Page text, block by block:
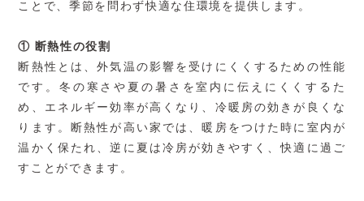
ことで、季節を問わず快適な住環境を提供します。
① 断熱性の役割
断熱性とは、外気温の影響を受けにくくするための性能
です。冬の寒さや夏の暑さを室内に伝えにくくするた
め、エネルギー効率が高くなり、冷暖房の効きが良くな
ります。断熱性が高い家では、暖房をつけた時に室内が
温かく保たれ、逆に夏は冷房が効きやすく、快適に過ご
すことができます。